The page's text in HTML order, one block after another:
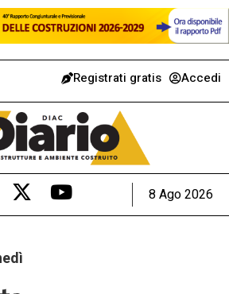
Registrati gratis Accedi
8 Ago 2026